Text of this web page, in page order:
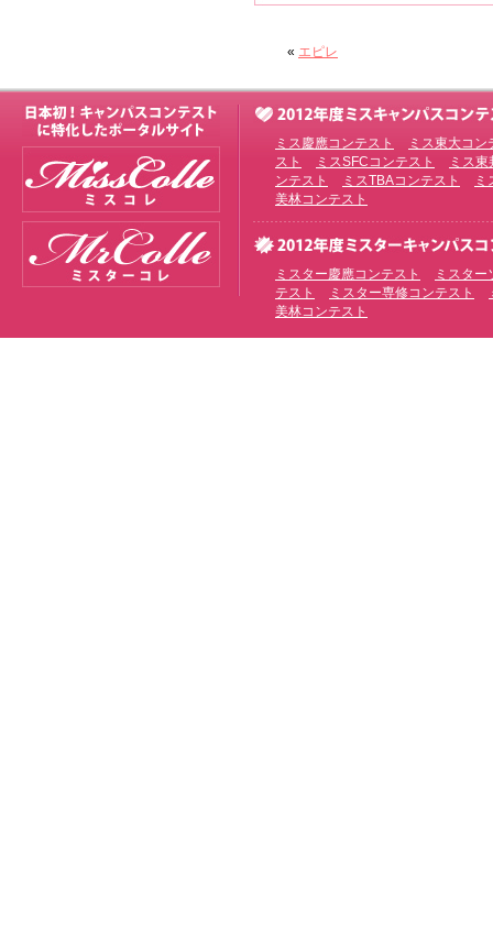
« エピレ
ミス慶應コンテスト
ミス東大コン
スト
ミスSFCコンテスト
ミス
ンテスト
ミスTBAコンテスト
ミ
美林コンテスト
ミスター慶應コンテスト
ミスタ
テスト
ミスター専修コンテスト
美林コンテスト